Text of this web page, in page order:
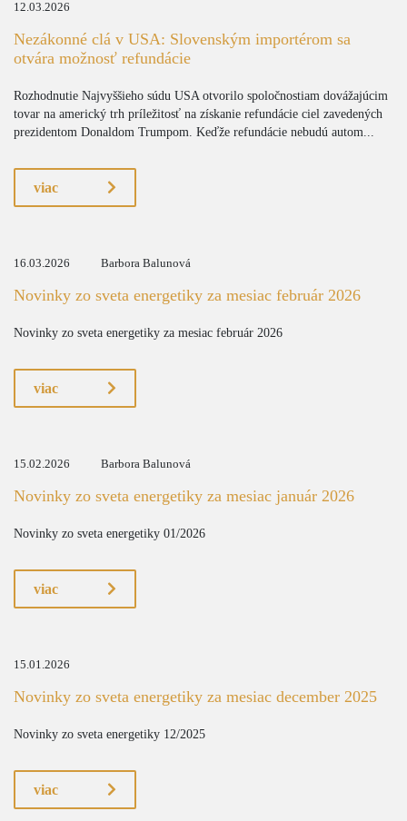
12.03.2026
Nezákonné clá v USA: Slovenským importérom sa
otvára možnosť refundácie
Rozhodnutie Najvyššieho súdu USA otvorilo spoločnostiam dovážajúcim
tovar na americký trh príležitosť na získanie refundácie ciel zavedených
prezidentom Donaldom Trumpom. Keďže refundácie nebudú autom...
viac
16.03.2026 Barbora Balunová
Novinky zo sveta energetiky za mesiac február 2026
Novinky zo sveta energetiky za mesiac február 2026
viac
15.02.2026 Barbora Balunová
Novinky zo sveta energetiky za mesiac január 2026
Novinky zo sveta energetiky 01/2026
viac
15.01.2026
Novinky zo sveta energetiky za mesiac december 2025
Novinky zo sveta energetiky 12/2025
viac